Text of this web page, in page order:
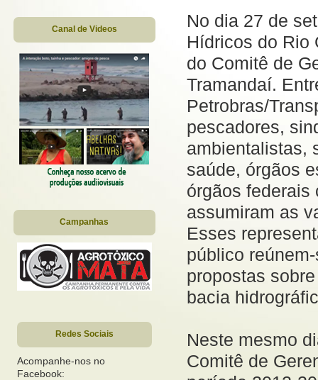
Canal de Videos
Campanhas
Redes Sociais
Acompanhe-nos no
Facebook:
No dia 27 de
Hídricos do Rio
do Comitê de
Tramandaí.
Petrobras/
pescadores,
ambientalistas,
saúde, órgãos
órgãos federais
assumiram as
Esses
público
propostas
bacia
Neste mesmo
Comitê de